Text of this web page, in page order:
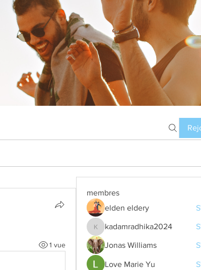
1 vue
membres
elden eldery
kadamradhika2024
kadamradhika2024
Jonas Williams
Love Marie Yu